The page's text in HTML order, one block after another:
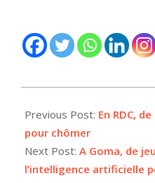
03-
02
Previous Post: En RDC,
pour chômer
Next Post: A Goma, de
l’intelligence artificielle